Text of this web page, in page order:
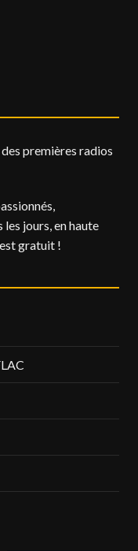
premières radios
jours, en haute
gratuit !